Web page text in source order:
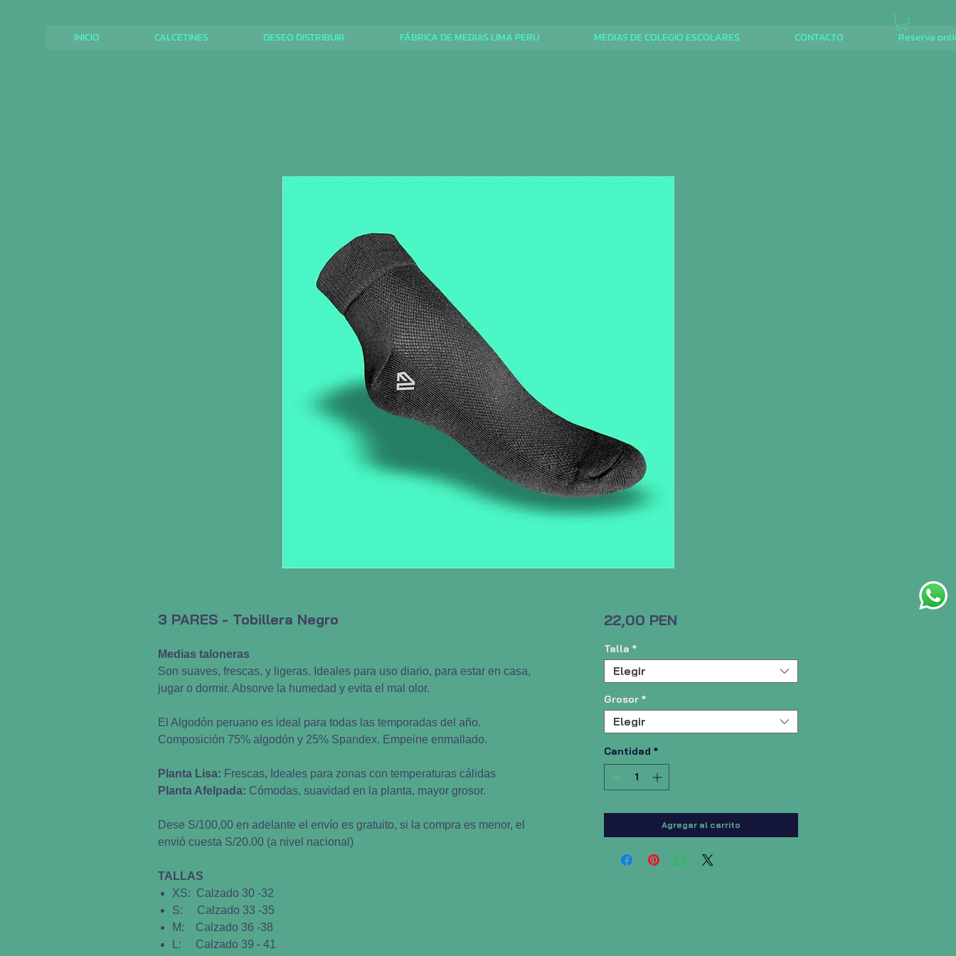
INICIO CALCETINES DESEO DISTRIBUIR FÁBRICA DE MEDIAS LIMA PERU MEDIAS DE COLEGIO ESCOLARES CONTACTO Reserva
3 PARES - Tobillera Negro
Medias taloneras
Son suaves, frescas, y ligeras. Ideales para uso diario, para estar en casa,
jugar o dormir. Absorve la humedad y evita el mal olor.
El Algodón peruano es ideal para todas las temporadas del año.
Composición 75% algodón y 25% Spandex. Empeine enmallado.
Planta Lisa: Frescas, Ideales para zonas con temperaturas cálidas
Planta Afelpada: Cómodas, suavidad en la planta, mayor grosor.
Dese S/100,00 en adelante el envío es gratuito, si la compra es menor, el
envió cuesta S/20.00 (a nivel nacional)
TALLAS
XS: Calzado 30 -32
S: Calzado 33 -35
M: Calzado 36 -38
L: Calzado 39 - 41
22,00 PENPrecio
Talla *
Elegir
Grosor *
Elegir
Cantidad *
Agregar al carrito